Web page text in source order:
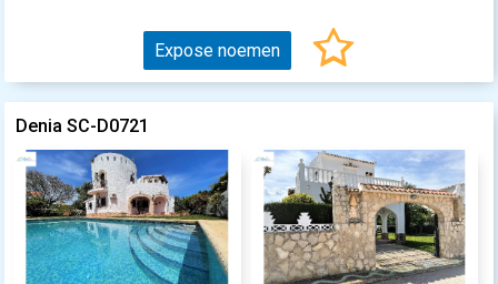
Expose noemen
Denia SC-D0721